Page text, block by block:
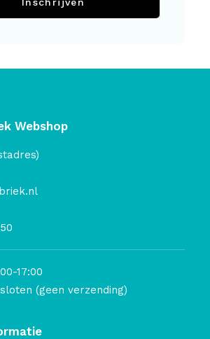
Webshop
17:00
(geen verzending)